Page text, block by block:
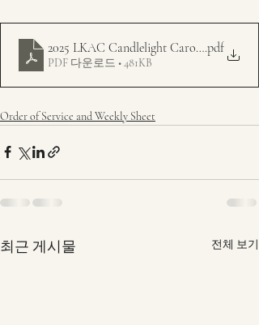
2025 LKAC Candlelight Carol Service -
.pdf
PDF 다운로드 • 481KB
Order of Service and Weekly Sheet
최근 게시물 전체 보기